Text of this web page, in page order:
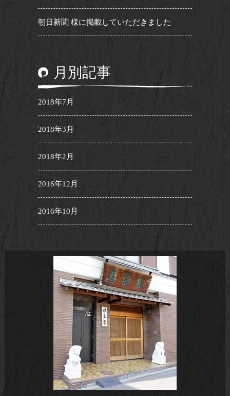
朝日新聞 様に掲載していただきました
月別記事
2018年7月
2018年3月
2018年2月
2016年12月
2016年10月